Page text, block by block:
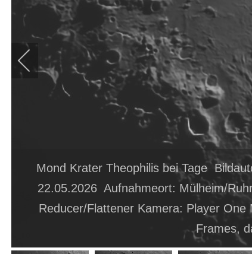
Mond Krater Theophilis bei Tage
22.05.2026 Aufnahmeort: Mülheim/
Reducer/Flattener Kamera: Player
Frames,